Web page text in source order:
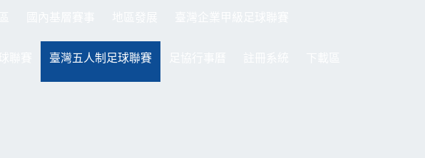
臺灣五人制足球聯賽